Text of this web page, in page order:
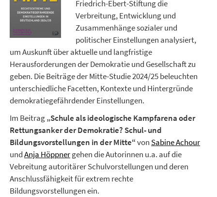
Friedrich-Ebert-Stiftung die
Verbreitung, Entwicklung und
Zusammenhänge sozialer und
politischer Einstellungen analysiert,
um Auskunft über aktuelle und langfristige
Herausforderungen der Demokratie und Gesellschaft zu
geben. Die Beiträge der Mitte-Studie 2024/25 beleuchten
unterschiedliche Facetten, Kontexte und Hintergründe
demokratiegefährdender Einstellungen.
Im Beitrag„Schule als ideologische Kampfarena oder
Rettungsanker der Demokratie? Schul- und
Bildungsvorstellungen in der Mitte“von Sabine Achour
undAnja Höppnergehen die Autorinnen u.a. auf die
Vebreitung autoritärer Schulvorstellungen und deren
Anschlussfähigkeit für extrem rechte
Bildungsvorstellungen ein.